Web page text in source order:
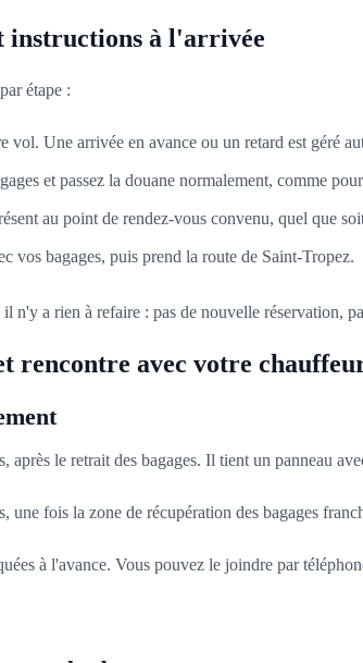
instructions à l'arrivée
étape :
vol. Une arrivée en avance ou un retard est géré
et passez la douane normalement, comme
au point de rendez-vous convenu, quel que
vos bagages, puis prend la route de Saint-Tropez.
n'y a rien à refaire : pas de nouvelle réservation,
rencontre avec votre
après le retrait des bagages. Il tient un panneau
une fois la zone de récupération des bagages
à l'avance. Vous pouvez le joindre par